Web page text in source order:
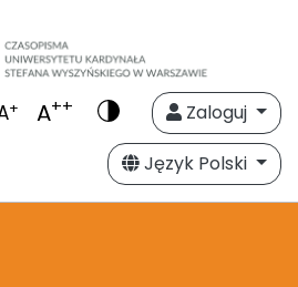
+ A++
Zaloguj
Język Polski